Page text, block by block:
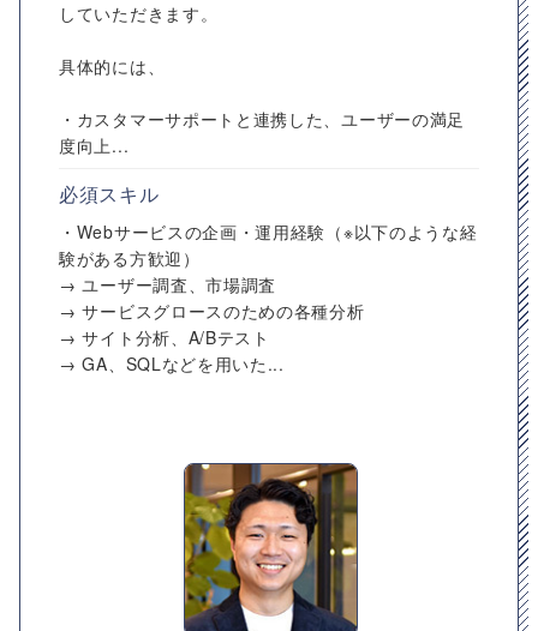
していただきます。
具体的には、
・カスタマーサポートと連携した、ユーザーの満足
度向上...
必須スキル
・Webサービスの企画・運用経験（※以下のような経
験がある方歓迎）
→ ユーザー調査、市場調査
→ サービスグロースのための各種分析
→ サイト分析、A/Bテスト
→ GA、SQLなどを用いた...